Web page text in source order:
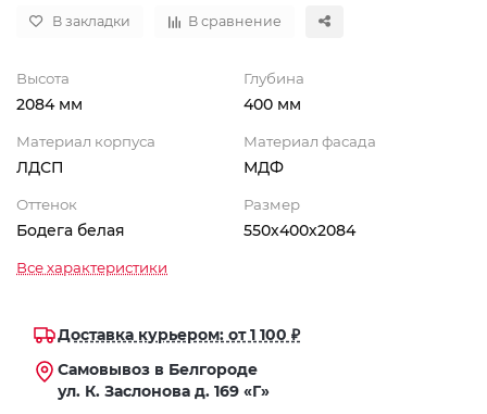
В закладки В сравнение
Высота
2084 мм
Глубина
400 мм
Материал корпуса
ЛДСП
Материал фасада
МДФ
Оттенок
Бодега белая
Размер
550х400х2084
Все характеристики
Доставка курьером: от 1 100 ₽
Самовывоз в Белгороде
ул. К. Заслонова д. 169 «Г»